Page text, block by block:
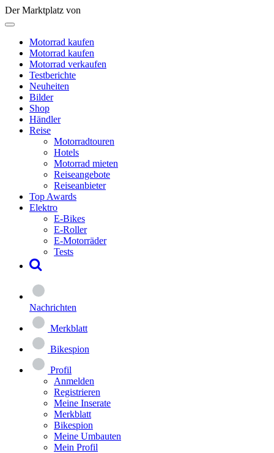
Der Marktplatz von
Motorrad kaufen
Motorrad kaufen
Motorrad verkaufen
Testberichte
Neuheiten
Bilder
Shop
Händler
Reise
Motorradtouren
Hotels
Motorrad mieten
Reiseangebote
Reiseanbieter
Top Awards
Elektro
E-Bikes
E-Roller
E-Motorräder
Tests
Nachrichten
Merkblatt
Bikespion
Profil
Anmelden
Registrieren
Meine Inserate
Merkblatt
Bikespion
Meine Umbauten
Mein Profil